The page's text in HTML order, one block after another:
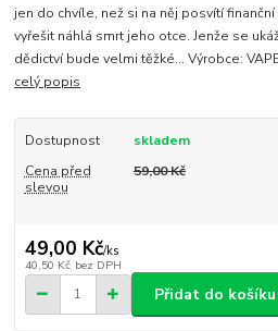
jen do chvíle, než si na něj posvítí
vyřešit náhlá smrt jeho otce. Jenže se
dědictví bude velmi těžké... Výrobce:
celý popis
Dostupnost
skladem
Cena před
slevou
59,00 Kč
49,00 Kč/ks
40,50 Kč bez DPH
Přidat do košíku